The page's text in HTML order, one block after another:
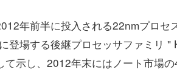
年前半に投入される22nmプロ
登場する後継プロセッサファミリ
て示し、2012年末にはノート市場